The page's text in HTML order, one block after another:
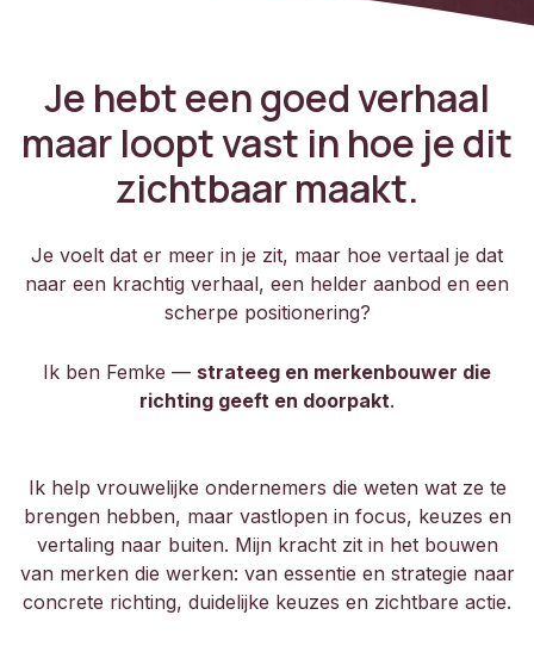
Je hebt een goed verhaal
maar loopt vast in hoe je dit
zichtbaar maakt.
Je voelt dat er meer in je zit, maar hoe vertaal je dat
naar een krachtig verhaal, een helder aanbod en een
scherpe positionering?
Ik ben Femke — strateeg en merkenbouwer die
richting geeft en doorpakt.
Ik help vrouwelijke ondernemers die weten wat ze te
brengen hebben, maar vastlopen in focus, keuzes en
vertaling naar buiten. Mijn kracht zit in het bouwen
van merken die werken: van essentie en strategie naar
concrete richting, duidelijke keuzes en zichtbare actie.